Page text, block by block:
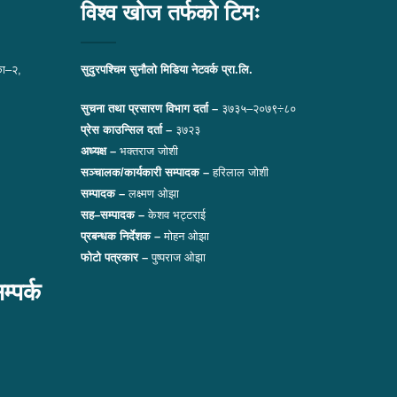
विश्व खोज तर्फको टिमः
सुदुरपश्चिम सुनौलो मिडिया नेटवर्क प्रा.लि.
सुचना तथा प्रसारण विभाग दर्ता – ३७३५–२०७९÷८०
प्रेस काउन्सिल दर्ता – ३७२३
अध्यक्ष – भक्तराज जोशी
सञ्चालक/कार्यकारी सम्पादक – हरिलाल जोशी
सम्पादक – लक्ष्मण ओझा
सह–सम्पादक – केशव भट्टराई
प्रबन्धक निर्देशक – मोहन ओझा
फोटो पत्रकार – पुष्पराज ओझा